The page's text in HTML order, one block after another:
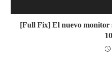
[Full Fix] El nuevo monitor
10